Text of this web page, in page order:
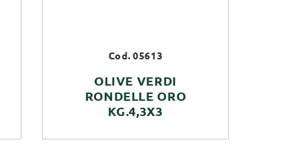
Cod. 05613
OLIVE VERDI
RONDELLE ORO
KG.4,3X3